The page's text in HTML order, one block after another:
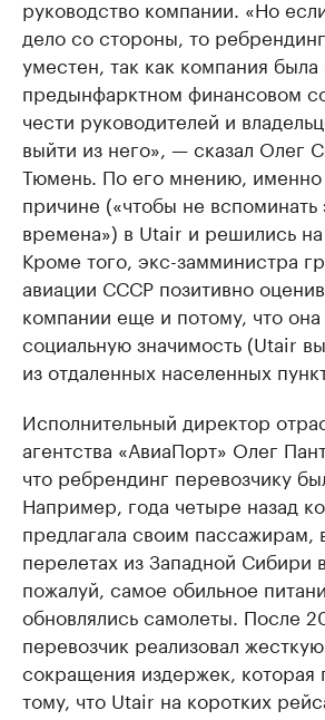
руководство компании. «Но
дело со стороны, то
уместен, так как компания была
предынфарктном финансовом
чести руководителей и
выйти из него», — сказал Олег
Тюмень. По его мнению, именно
причине («чтобы не
времена») в Utair и решились на
Кроме того, экс-замминистра
авиации СССР позитивно
компании еще и потому, что
социальную значимость (Utair
из отдаленных населенных
Исполнительный директор
агентства «АвиаПорт» Олег
что ребрендинг перевозчику
Например, года четыре назад
предлагала своим пассажирам,
перелетах из Западной Сибири
пожалуй, самое обильное
обновлялись самолеты. После
перевозчик реализовал
сокращения издержек, которая
тому, что Utair на коротких